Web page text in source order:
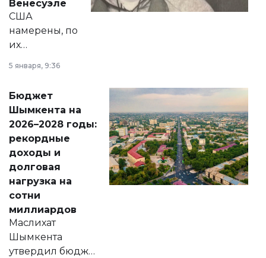
Венесуэле
США
намерены, по
их
принести
народу
Венесуэлы.
5 января, 9:36
Бюджет
Шымкента на
2026–2028 годы:
рекордные
доходы и
долговая
нагрузка на
сотни
миллиардов
Маслихат
Шымкента
утвердил бюджет